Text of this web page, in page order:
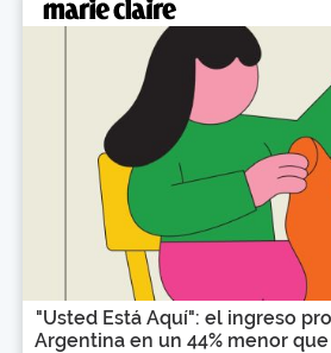
"Usted Está Aquí": el ingreso
Argentina en un 44% menor